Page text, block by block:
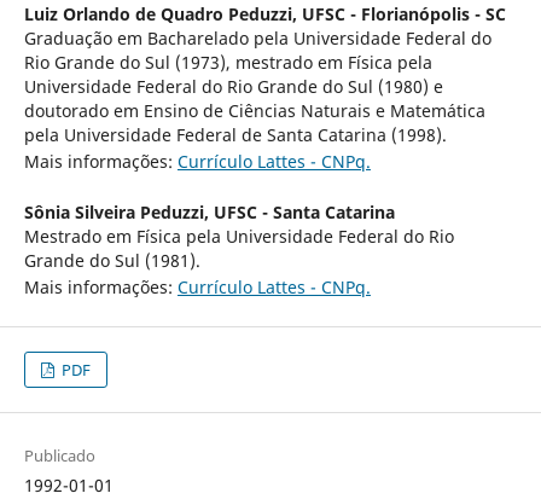
Luiz Orlando de Quadro Peduzzi, UFSC - Florianópolis - SC
Graduação em Bacharelado pela Universidade Federal do
Rio Grande do Sul (1973), mestrado em Física pela
Universidade Federal do Rio Grande do Sul (1980) e
doutorado em Ensino de Ciências Naturais e Matemática
pela Universidade Federal de Santa Catarina (1998).
Mais informações: Currículo Lattes - CNPq.
Sônia Silveira Peduzzi, UFSC - Santa Catarina
Mestrado em Física pela Universidade Federal do Rio
Grande do Sul (1981).
Mais informações: Currículo Lattes - CNPq.
PDF
Publicado
1992-01-01